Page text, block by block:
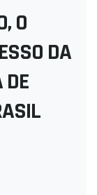
O
DA
DE